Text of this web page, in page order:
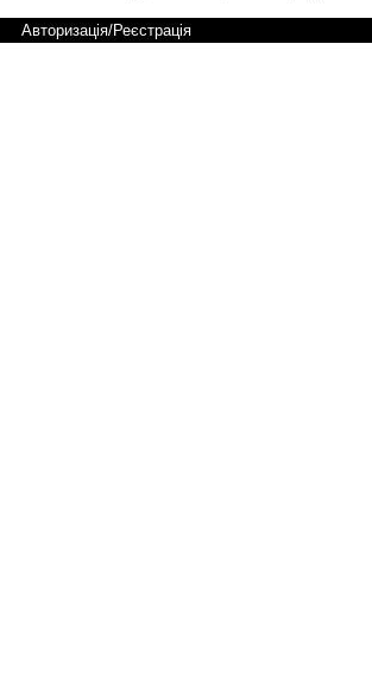
Авторизація/Реєстрація